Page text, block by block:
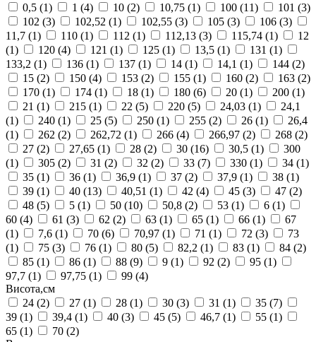
0,5 (1) 1 (4) 10 (2) 10,75 (1) 100 (11) 101 (3)
102 (3) 102,52 (1) 102,55 (3) 105 (3) 106 (3)
11,7 (1) 110 (1) 112 (1) 112,13 (3) 115,74 (1)
12
(1)
120 (4) 121 (1) 125 (1) 13,5 (1) 131 (1)
133,2 (1) 136 (1) 137 (1) 14 (1) 14,1 (1) 144 (2)
15 (2) 150 (4) 153 (2) 155 (1) 160 (2) 163 (2)
170 (1) 174 (1) 18 (1) 180 (6) 20 (1) 200 (1)
21 (1) 215 (1) 22 (5) 220 (5) 24,03 (1)
24,1
(1)
240 (1) 25 (5) 250 (1) 255 (2) 26 (1)
26,4
(1)
262 (2) 262,72 (1) 266 (4) 266,97 (2) 268 (2)
27 (2) 27,65 (1) 28 (2) 30 (16) 30,5 (1)
300
(1)
305 (2) 31 (2) 32 (2) 33 (7) 330 (1) 34 (1)
35 (1) 36 (1) 36,9 (1) 37 (2) 37,9 (1) 38 (1)
39 (1) 40 (13) 40,51 (1) 42 (4) 45 (3) 47 (2)
48 (5) 5 (1) 50 (10) 50,8 (2) 53 (1) 6 (1)
60 (4) 61 (3) 62 (2) 63 (1) 65 (1) 66 (1)
67
(1)
7,6 (1) 70 (6) 70,97 (1) 71 (1) 72 (3)
73
(1)
75 (3) 76 (1) 80 (5) 82,2 (1) 83 (1) 84 (2)
85 (1) 86 (1) 88 (9) 9 (1) 92 (2) 95 (1)
97,7 (1) 97,75 (1) 99 (4)
Висота,см
24 (2) 27 (1) 28 (1) 30 (3) 31 (1) 35 (7)
39 (1) 39,4 (1) 40 (3) 45 (5) 46,7 (1) 55 (1)
65 (1) 70 (2)